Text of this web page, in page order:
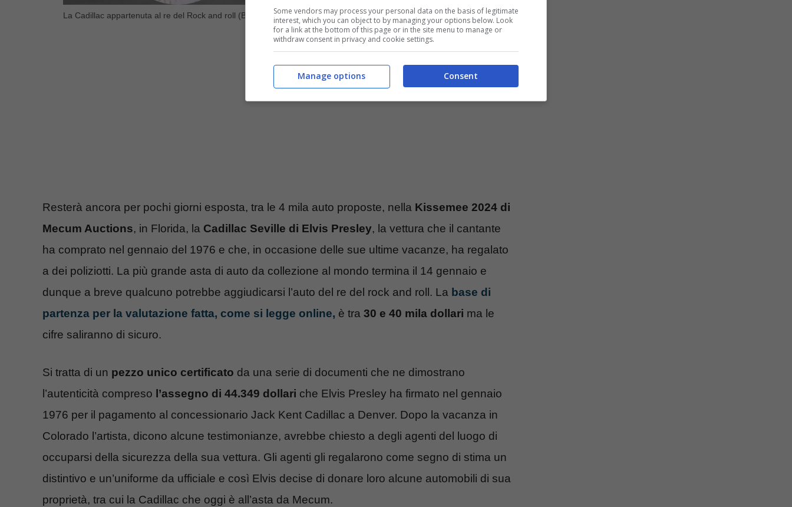
La Cadillac appartenuta al re del Rock and roll (Blueshouse.it)
Resterà ancora per pochi giorni esposta, tra le 4 mila auto proposte, nella Kissemee 2024 di
Mecum Auctions, in Florida, la Cadillac Seville di Elvis Presley, la vettura che il cantante
ha comprato nel gennaio del 1976 e che, in occasione delle sue ultime vacanze, ha regalato
a dei poliziotti. La più grande asta di auto da collezione al mondo termina il 14 gennaio e
dunque a breve qualcuno potrebbe aggiudicarsi l’auto del re del rock and roll. La base di
partenza per la valutazione fatta, come si legge online, è tra 30 e 40 mila dollari ma le
cifre saliranno di sicuro.
Si tratta di un pezzo unico certificato da una serie di documenti che ne dimostrano
l’autenticità compreso l’assegno di 44.349 dollari che Elvis Presley ha firmato nel gennaio
1976 per il pagamento al concessionario Jack Kent Cadillac a Denver. Dopo la vacanza in
Colorado l’artista, dicono alcune testimonianze, avrebbe chiesto a degli agenti del luogo di
occuparsi della sicurezza della sua vettura. Gli agenti gli regalarono come segno di stima un
distintivo e un’uniforme da ufficiale e così Elvis decise di donare loro alcune automobili di sua
proprietà, tra cui la Cadillac che oggi è all’asta da Mecum.
Some vendors may process your personal data on the basis of legitimate
interest, which you can object to by managing your options below. Look
for a link at the bottom of this page or in the site menu to manage or
withdraw consent in privacy and cookie settings.
Consent
Manage options